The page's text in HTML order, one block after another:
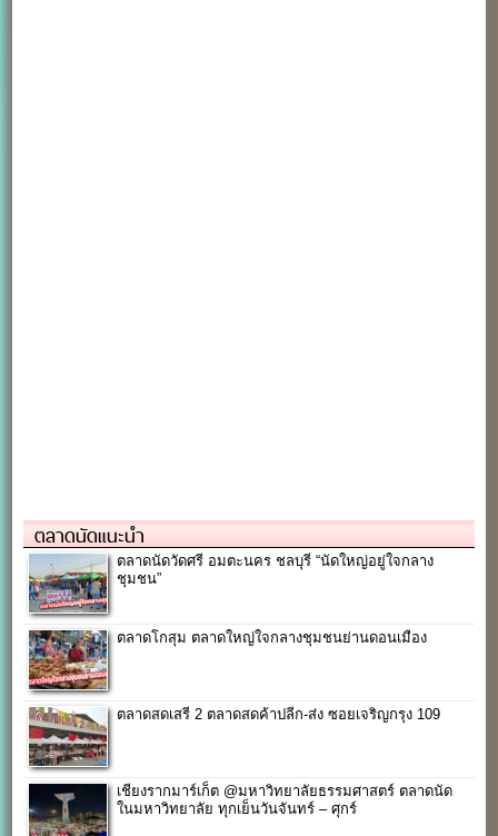
ตลาดนัดแนะนำ
ตลาดนัดวัดศรี อมตะนคร ชลบุรี “นัดใหญ่อยู่ใจกลาง
ชุมชน”
ตลาดโกสุม ตลาดใหญ่ใจกลางชุมชนย่านดอนเมือง
ตลาดสดเสรี 2 ตลาดสดค้าปลีก-ส่ง ซอยเจริญกรุง 109
เชียงรากมาร์เก็ต @มหาวิทยาลัยธรรมศาสตร์ ตลาดนัด
ในมหาวิทยาลัย ทุกเย็นวันจันทร์ – ศุกร์